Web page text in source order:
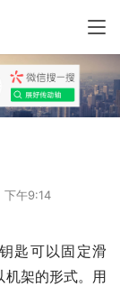
下午9:14
匙可以固定滑
架的形式。用